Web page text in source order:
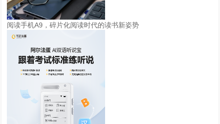
阅读手机A9，碎片化阅读时代的读书新姿势